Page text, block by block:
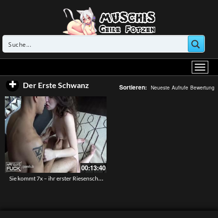
Der Erste Schwanz Sortieren: Neueste Aufrufe Bewertung
00:13:40
Sie kommt 7x – ihr erster Riesenschwanz befriedigt sie endlos